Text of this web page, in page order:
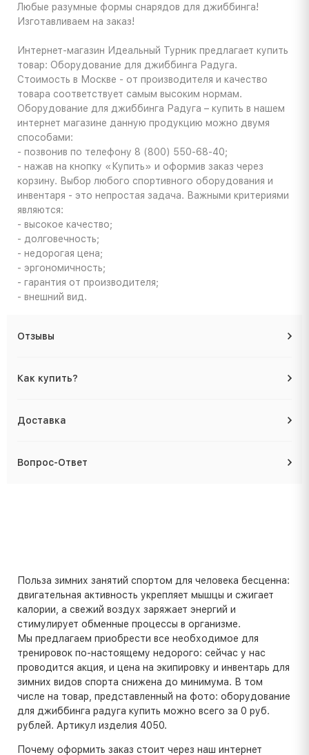
Любые разумные формы снарядов для джиббинга!
Изготавливаем на заказ!
Интернет-магазин Идеальный Турник предлагает купить
товар: Оборудование для джиббинга Радуга.
Стоимость в Москве - от производителя и качество
товара соответствует самым высоким нормам.
Оборудование для джиббинга Радуга – купить в нашем
интернет магазине данную продукцию можно двумя
способами:
- позвонив по телефону 8 (800) 550-68-40;
- нажав на кнопку «Купить» и оформив заказ через
корзину. Выбор любого спортивного оборудования и
инвентаря - это непростая задача. Важными критериями
являются:
- высокое качество;
- долговечность;
- недорогая цена;
- эргономичность;
- гарантия от производителя;
- внешний вид.
Отзывы
Как купить?
Доставка
Вопрос-Ответ
Польза зимних занятий спортом для человека бесценна:
двигательная активность укрепляет мышцы и сжигает
калории, а свежий воздух заряжает энергий и
стимулирует обменные процессы в организме.
Мы предлагаем приобрести все необходимое для
тренировок по-настоящему недорого: сейчас у нас
проводится акция, и цена на экипировку и инвентарь для
зимних видов спорта снижена до минимума. В том
числе на товар, представленный на фото: оборудование
для джиббинга радуга купить можно всего за 0 руб.
рублей. Артикул изделия 4050.
Почему оформить заказ стоит через наш интернет